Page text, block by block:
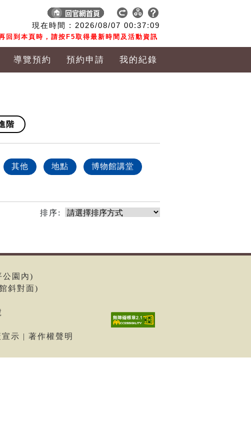
現在時間 : 2026/08/07 00:37:09
回到本頁時，請按F5取得最新時間及活動資訊
導覽預約 預約申請 我的紀錄
階
其他 地點 博物館講堂
排序:
公園內)
斜對面)
示 | 著作權聲明